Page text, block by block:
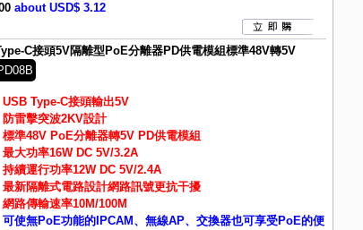
about USD$ 3.12
C接頭5V隔離型PoE分離器PD供電模組標準48V轉5V
USB Type-C接頭輸出5V
防雷擊突波2KV設計
標準48V PoE分離器轉5V PD供電模組
最大功率16W DC 5V/3.2A
持續運行功率12W DC 5V/2.4A
最新隔離式電路設計網路訊號更抗干擾
網路傳輸速率10M/100M
可使無PoE功能的IPCAM、無線AP、交換器也可享受PoE的便